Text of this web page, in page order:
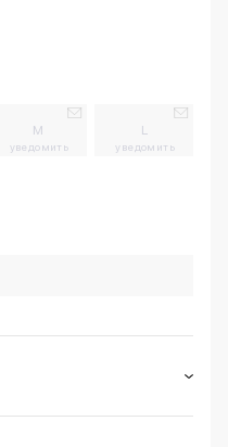
M
уведомить
L
уведомить